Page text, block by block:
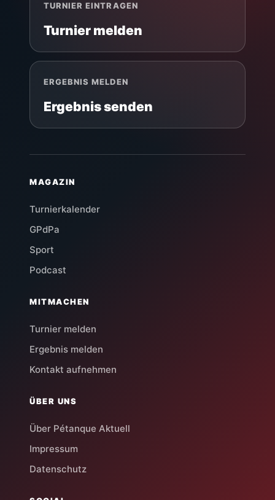
TURNIER EINTRAGEN
Turnier melden
ERGEBNIS MELDEN
Ergebnis senden
MAGAZIN
Turnierkalender
GPdPa
Sport
Podcast
MITMACHEN
Turnier melden
Ergebnis melden
Kontakt aufnehmen
ÜBER UNS
Über Pétanque Aktuell
Impressum
Datenschutz